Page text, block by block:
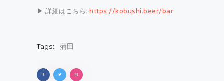
▶ 詳細はこちら: https://kobushi.beer/bar
Tags: 蒲田